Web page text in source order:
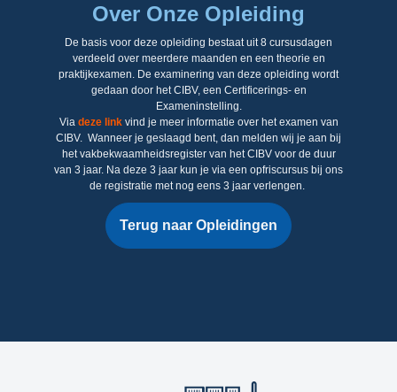
E-LEARNING
Over Onze Opleiding
De basis voor deze opleiding bestaat uit 8 cursusdagen
verdeeld over meerdere maanden en een theorie en
praktijkexamen. De examinering van deze opleiding wordt
gedaan door het CIBV, een Certificerings- en
Exameninstelling.
Via deze linkvind je meer informatie over het examen van
CIBV. Wanneer je geslaagd bent, dan melden wij je aan bij
het vakbekwaamheidsregister van het CIBV voor de duur
van 3 jaar. Na deze 3 jaar kun je via een opfriscursus bij ons
de registratie met nog eens 3 jaar verlengen.
Terug naar Opleidingen